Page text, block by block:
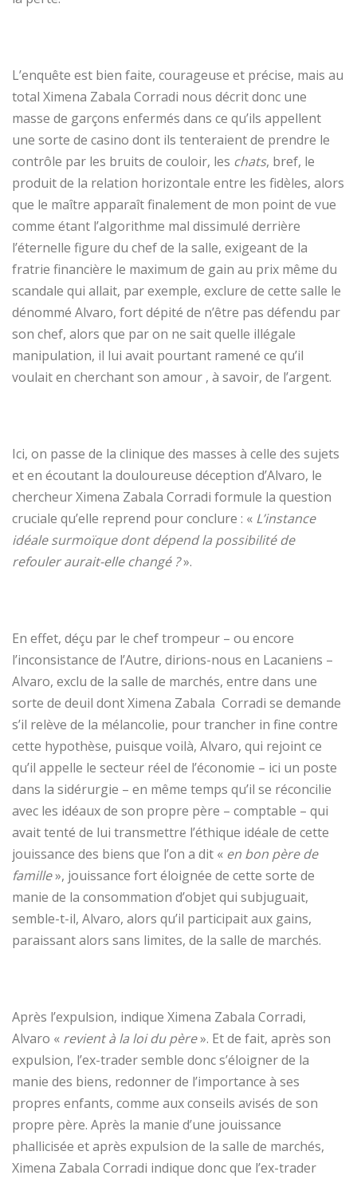
L’enquête est bien faite, courageuse et précise, mais au
total Ximena Zabala Corradi nous décrit donc une
masse de garçons enfermés dans ce qu’ils appellent
une sorte de casino dont ils tenteraient de prendre le
contrôle par les bruits de couloir, les chats, bref, le
produit de la relation horizontale entre les fidèles, alors
que le maître apparaît finalement de mon point de vue
comme étant l’algorithme mal dissimulé derrière
l’éternelle figure du chef de la salle, exigeant de la
fratrie financière le maximum de gain au prix même du
scandale qui allait, par exemple, exclure de cette salle le
dénommé Alvaro, fort dépité de n’être pas défendu par
son chef, alors que par on ne sait quelle illégale
manipulation, il lui avait pourtant ramené ce qu’il
voulait en cherchant son amour , à savoir, de l’argent.
Ici, on passe de la clinique des masses à celle des sujets
et en écoutant la douloureuse déception d’Alvaro, le
chercheur Ximena Zabala Corradi formule la question
cruciale qu’elle reprend pour conclure : « L’instance
idéale surmoïque dont dépend la possibilité de
refouler aurait-elle changé ?».
En effet, déçu par le chef trompeur – ou encore
l’inconsistance de l’Autre, dirions-nous en Lacaniens –
Alvaro, exclu de la salle de marchés, entre dans une
sorte de deuil dont Ximena Zabala Corradi se demande
s’il relève de la mélancolie, pour trancher in fine contre
cette hypothèse, puisque voilà, Alvaro, qui rejoint ce
qu’il appelle le secteur réel de l’économie – ici un poste
dans la sidérurgie – en même temps qu’il se réconcilie
avec les idéaux de son propre père – comptable – qui
avait tenté de lui transmettre l’éthique idéale de cette
jouissance des biens que l’on a dit « en bon père de
famille», jouissance fort éloignée de cette sorte de
manie de la consommation d’objet qui subjuguait,
semble-t-il, Alvaro, alors qu’il participait aux gains,
paraissant alors sans limites, de la salle de marchés.
Après l’expulsion, indique Ximena Zabala Corradi,
Alvaro « revient à la loi du père». Et de fait, après son
expulsion, l’ex-trader semble donc s’éloigner de la
manie des biens, redonner de l’importance à ses
propres enfants, comme aux conseils avisés de son
propre père. Après la manie d’une jouissance
phallicisée et après expulsion de la salle de marchés,
Ximena Zabala Corradi indique donc que l’ex-trader